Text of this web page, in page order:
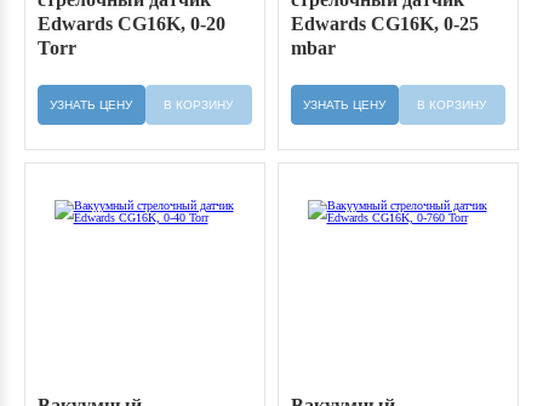
Edwards CG16K, 0-20
Torr
УЗНАТЬ ЦЕНУ В КОРЗИНУ
Edwards CG16K, 0-25
mbar
УЗНАТЬ ЦЕНУ В КОРЗИНУ